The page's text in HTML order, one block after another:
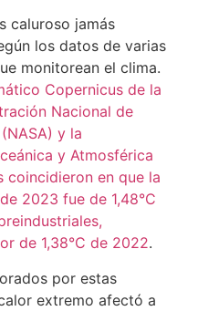
caluroso jamás
los datos de varias
monitorean el clima.
Copernicus de la
Nacional de
y la
y Atmosférica
coincidieron en que la
2023 fue de 1,48°C
de 1,38°C de 2022.
por estas
extremo afectó a